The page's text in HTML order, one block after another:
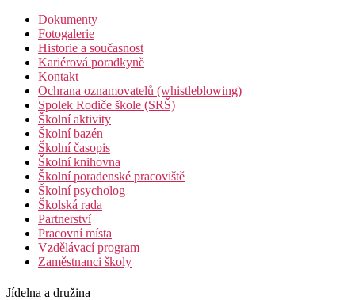
Dokumenty
Fotogalerie
Historie a současnost
Kariérová poradkyně
Kontakt
Ochrana oznamovatelů (whistleblowing)
Spolek Rodiče škole (SRŠ)
Školní aktivity
Školní bazén
Školní časopis
Školní knihovna
Školní poradenské pracoviště
Školní psycholog
Školská rada
Partnerství
Pracovní místa
Vzdělávací program
Zaměstnanci školy
Jídelna a družina